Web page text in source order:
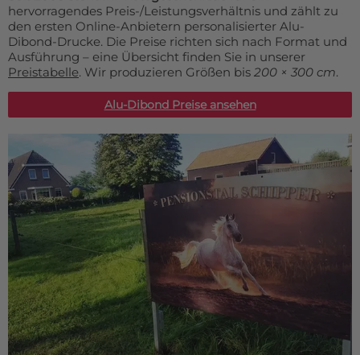
hervorragendes Preis-/Leistungsverhältnis und zählt zu
den ersten Online-Anbietern personalisierter Alu-
Dibond-Drucke. Die Preise richten sich nach Format und
Ausführung – eine Übersicht finden Sie in unserer
Preistabelle. Wir produzieren Größen bis 200 × 300 cm.
Alu-Dibond Preise ansehen